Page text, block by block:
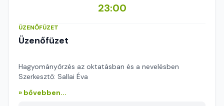
23:00
ÜZENŐFÜZET
Üzenőfüzet
Hagyományőrzés az oktatásban és a nevelésben
Szerkesztő: Sallai Éva
» bővebben...